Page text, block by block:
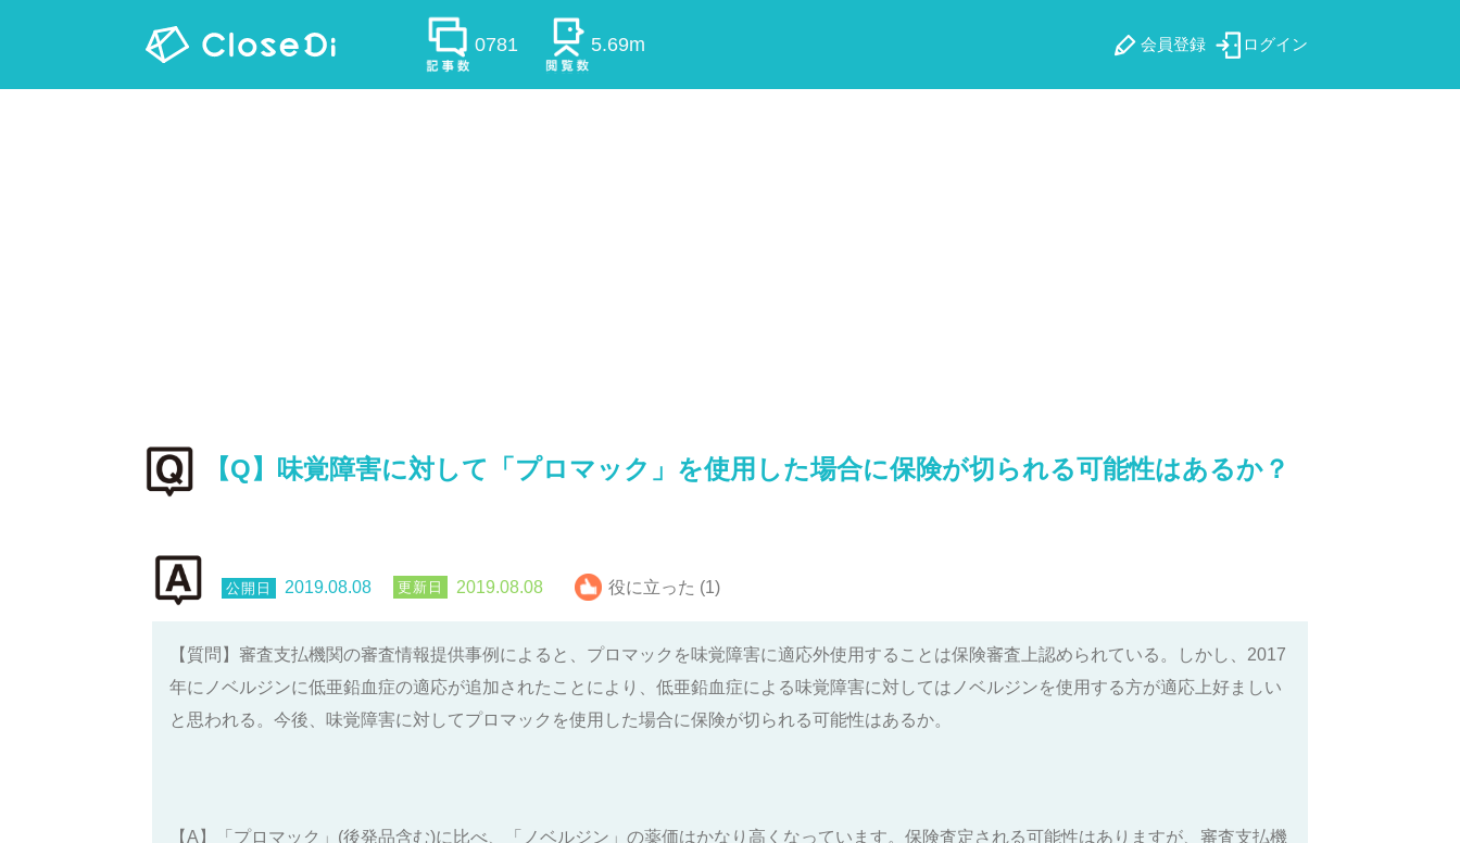
0781 5.69m 会員登録 ログイン
【Q】味覚障害に対して「プロマック」を使用した場合に保険が切られる可能性はあるか？
2019.08.08 2019.08.08 役に立った (1)
【質問】審査支払機関の審査情報提供事例によると、プロマックを味覚障害に適応外使用することは保険審査上認められている。しかし、2017
年にノベルジンに低亜鉛血症の適応が追加されたことにより、低亜鉛血症による味覚障害に対してはノベルジンを使用する方が適応上好ましい
と思われる。今後、味覚障害に対してプロマックを使用した場合に保険が切られる可能性はあるか。
【A】「プロマック」(後発品含む)に比べ、「ノベルジン」の薬価はかなり高くなっています。保険査定される可能性はありますが、審査支払機